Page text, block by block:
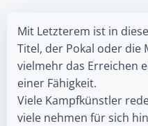
Mit Letzterem ist in
Titel, der Pokal oder die
vielmehr das Erreichen
einer Fähigkeit.
Viele Kampfkünstler
viele nehmen für sich